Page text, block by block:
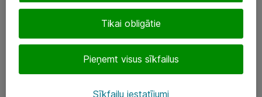
+(371) 67 81 90 50
eShop@atea.lv
Tikai obligātie
Pieņemt visus sīkfailus
Sīkfailu iestatījumi